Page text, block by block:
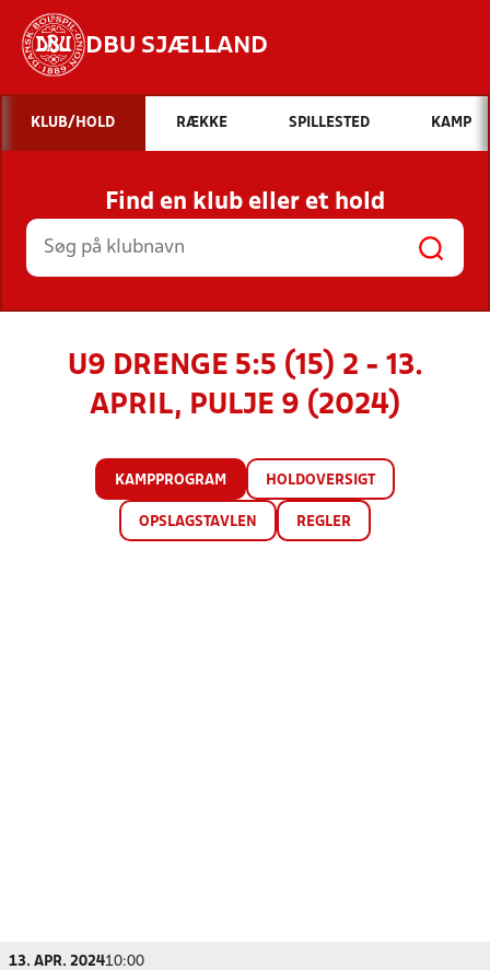
DBU SJÆLLAND
Hvad vil du søge efter?
INDHOLD OG NYHEDER
STILLINGER, RESULTATER, KLUBBER OG
HOLD
KLUB/HOLD RÆKKE SPILLESTED KAMP
Find en klub eller et hold
U9 DRENGE 5:5 (15) 2 - 13.
APRIL, PULJE 9 (2024)
KAMPPROGRAM HOLDOVERSIGT
OPSLAGSTAVLEN REGLER
13. APR. 202410:00